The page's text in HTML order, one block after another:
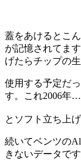
蓋をあけるとこ
が記憶されてま
げたらチップの
使用する予定だ
す。これ2006年
とソフト立ち上
続いてベンツの
きないデータで